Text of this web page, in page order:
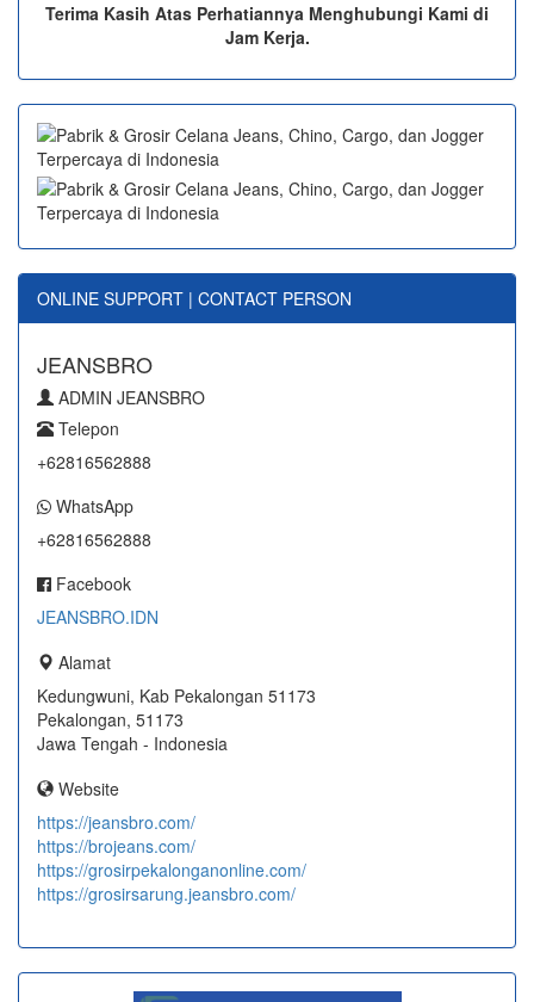
Terima Kasih Atas Perhatiannya Menghubungi Kami di
Jam Kerja.
ONLINE SUPPORT | CONTACT PERSON
JEANSBRO
ADMIN JEANSBRO
Telepon
+62816562888
WhatsApp
+62816562888
Facebook
JEANSBRO.IDN
Alamat
Kedungwuni, Kab Pekalongan 51173
Pekalongan, 51173
Jawa Tengah - Indonesia
Website
https://jeansbro.com/
https://brojeans.com/
https://grosirpekalonganonline.com/
https://grosirsarung.jeansbro.com/